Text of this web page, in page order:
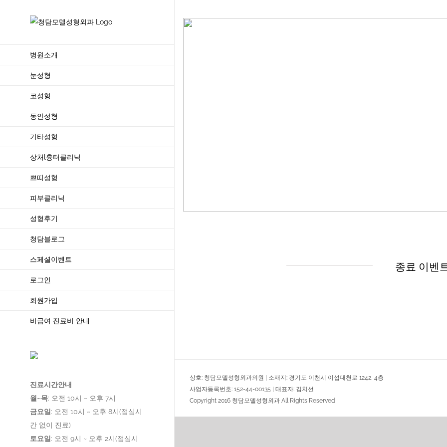
병원소개
눈성형
코성형
동안성형
기타성형
상처l흉터클리닉
쁘띠성형
피부클리닉
성형후기
청담블로그
스페셜이벤트
로그인
회원가입
비급여 진료비 안내
진료시간안내
월~목: 오전 10시 ~ 오후 7시
금요일 : 오전 10시 ~ 오후 8시(점심시
간 없이 진료)
토요일 : 오전 9시 ~ 오후 2시(점심시
종료 이벤
상호: 청담모델성형외과의원 | 소재지: 경기도 이천시 이섭대천로 1242, 4층
사업자등록번호: 152-44-00135 | 대표자: 김치선
Copyright 2016 청담모델성형외과 All Rights Reserved